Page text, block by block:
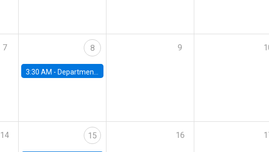
7 8
3:30 AM - Department Seminar: James Robinson
9
14 15 16